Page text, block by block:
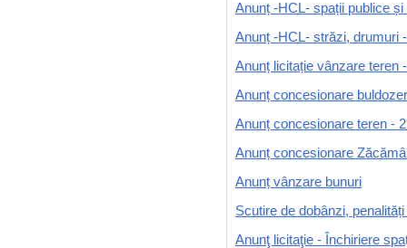
Anunț -HCL- spații publice
Anunț -HCL- străzi, drumuri
Anunț licitație vânzare teren
Anunț concesionare buldozer
Anunț concesionare teren -
Anunț concesionare
Anunț vânzare bunuri
Scutire de dobânzi,
Anunţ licitaţie - Închiriere